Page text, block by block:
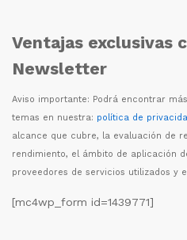
Ventajas exclusivas
Newsletter
Aviso importante: Podrá encontrar má
temas en nuestra: política de
alcance que cubre, la evaluación de
rendimiento, el ámbito de aplicación
proveedores de servicios utilizados y
[mc4wp_form id=1439771]